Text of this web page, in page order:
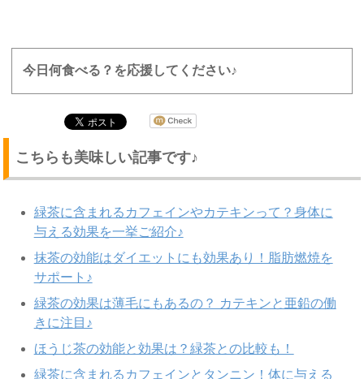
今日何食べる？を応援してください♪
こちらも美味しい記事です♪
緑茶に含まれるカフェインやカテキンって？身体に
与える効果を一挙ご紹介♪
抹茶の効能はダイエットにも効果あり！脂肪燃焼を
サポート♪
緑茶の効果は薄毛にもあるの？ カテキンと亜鉛の働
きに注目♪
ほうじ茶の効能と効果は？緑茶との比較も！
緑茶に含まれるカフェインとタンニン！体に与える